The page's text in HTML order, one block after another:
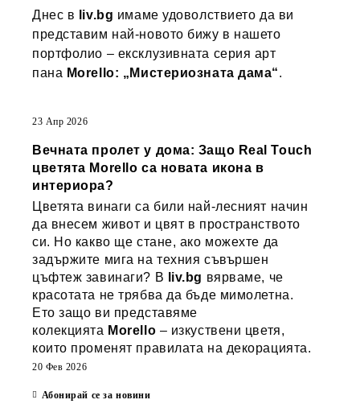
Днес в liv.bg имаме удоволствието да ви
представим най-новото бижу в нашето
портфолио – ексклузивната серия арт
пана Morello: „Мистериозната дама“.
23 Апр 2026
Вечната пролет у дома: Защо Real Touch
цветята Morello са новата икона в
интериора?
Цветята винаги са били най-лесният начин
да внесем живот и цвят в пространството
си. Но какво ще стане, ако можехте да
задържите мига на техния съвършен
цъфтеж завинаги? В
liv.bg вярваме, че
красотата не трябва да бъде мимолетна.
Ето защо ви представяме
колекцията Morello – изкуствени цветя,
които променят правилата на декорацията.
20 Фев 2026
Абонирай се за новини